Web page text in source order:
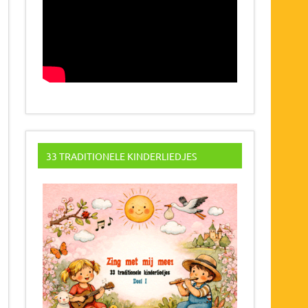
33 TRADITIONELE KINDERLIEDJES